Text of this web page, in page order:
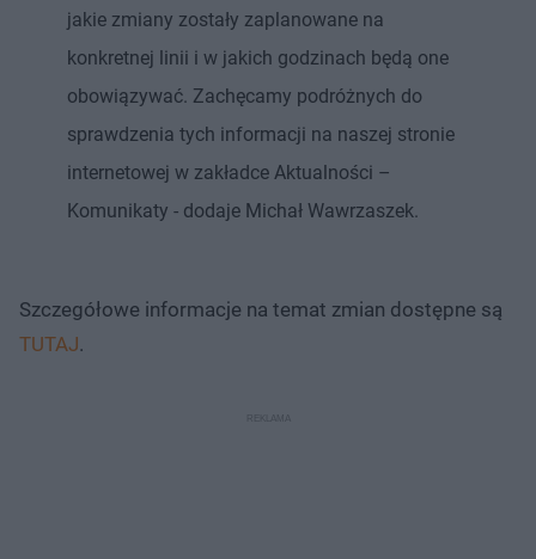
jakie zmiany zostały zaplanowane na
konkretnej linii i w jakich godzinach będą one
obowiązywać. Zachęcamy podróżnych do
sprawdzenia tych informacji na naszej stronie
internetowej w zakładce Aktualności –
Komunikaty - dodaje Michał Wawrzaszek.
Szczegółowe informacje na temat zmian dostępne są
TUTAJ.